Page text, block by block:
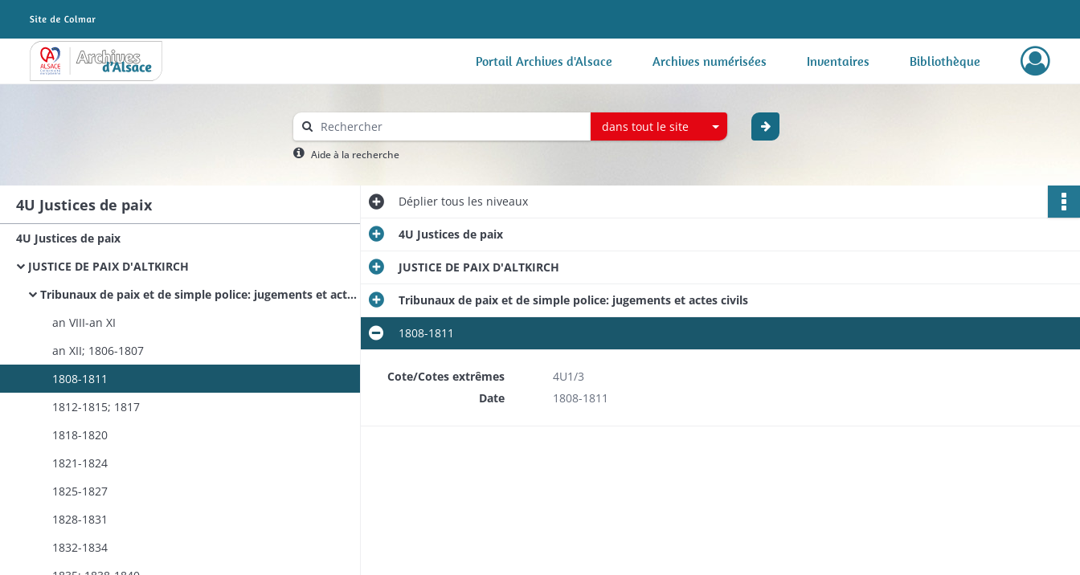
Archives Alsace - Colmar Portail Archives d'Alsace Archives numérisées Inventaires Bibliothèque
dans tout le site
Aide à la recherche
4U Justices de paix
4U Justices de paix
JUSTICE DE PAIX D'ALTKIRCH
Tribunaux de paix et de simple police: jugements et actes civils
an VIII-an XI
an XII; 1806-1807
1808-1811
1812-1815; 1817
1818-1820
1821-1824
1825-1827
1828-1831
1832-1834
Dépliertous les niveaux
4U Justices de paix
JUSTICE DE PAIX D'ALTKIRCH
Tribunaux de paix et de simple police: jugements et actes civils
1808-1811
Cote/Cotes extrêmes
4U1/3
Date
1808-1811